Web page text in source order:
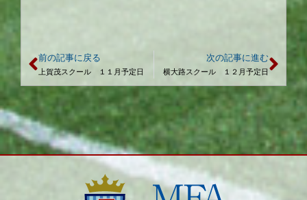
前の記事に戻る
上賀茂スクール １１月予定日
次の記事に進む
横大路スクール １２月予定日